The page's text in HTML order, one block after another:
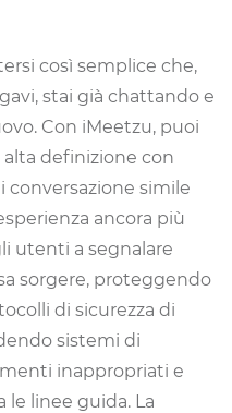
così semplice che,
stai già chattando e
Con iMeetzu, puoi
definizione con
conversazione simile
ancora più
utenti a segnalare
sorgere, proteggendo
di sicurezza di
sistemi di
inappropriati e
le linee guida. La